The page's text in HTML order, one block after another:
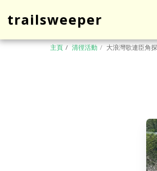
trailsweeper
主頁 清徑活動 大浪灣歌連臣角